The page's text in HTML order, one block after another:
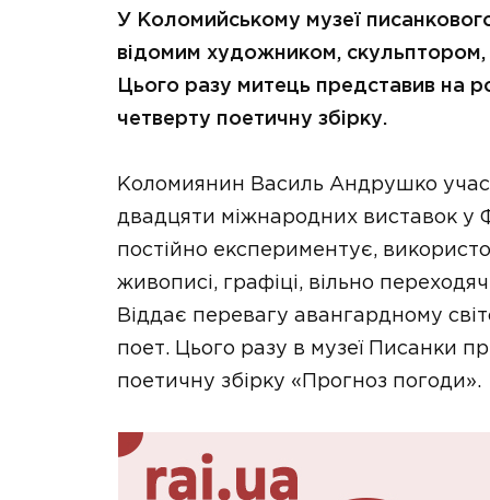
У Коломийському музеї
відомим художником,
Цього разу митець представив на
четверту поетичну збірку.
Коломиянин Василь Андрушко
двадцяти міжнародних виставок у
постійно експериментує,
живописі, графіці, вільно
Віддає перевагу авангардному
поет. Цього разу в музеї Писанки
поетичну збірку «Прогноз погоди».